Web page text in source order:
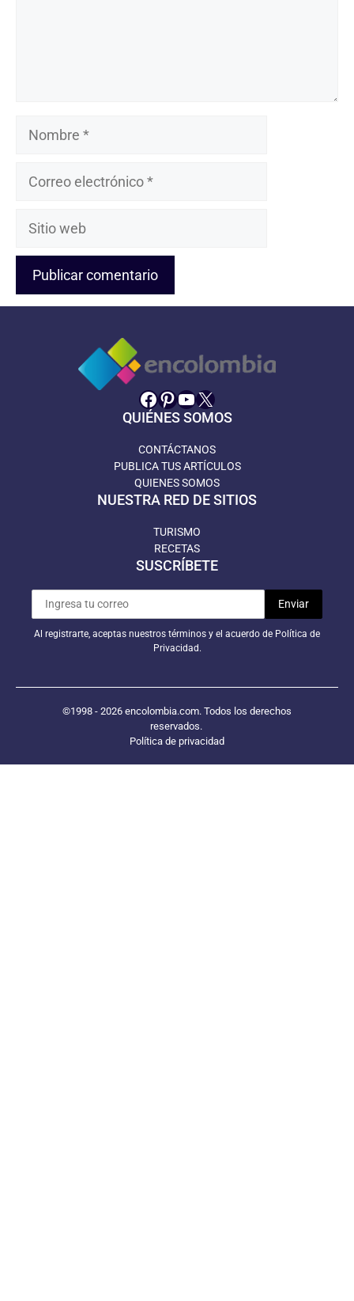
Nombre
Correo
Sitio
Facebook
Pinterest
YouTube
X
QUIÉNES SOMOS
CONTÁCTANOS
PUBLICA TUS ARTÍCULOS
QUIENES SOMOS
NUESTRA RED DE SITIOS
TURISMO
RECETAS
SUSCRÍBETE
Al registrarte, aceptas nuestros términos y el acuerdo de Política de
Privacidad.
©1998 - 2026 encolombia.com. Todos los derechos
reservados.
Política de privacidad